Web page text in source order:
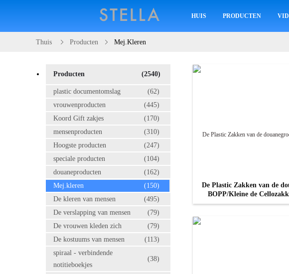
HUIS PRODUCTEN
Thuis Producten Mej.kleren
Producten (2540)
plastic documentomslag
(62)
vrouwenproducten
(445)
Koord Gift zakjes
(170)
mensenproducten
(310)
Hoogste producten
(247)
speciale producten
(104)
douaneproducten
(162)
Mej.kleren
(150)
De kleren van mensen
(495)
De verslapping van mensen
(79)
De vrouwen kleden zich
(79)
De kostuums van mensen
(113)
spiraal - verbindende
notitieboekjes
(38)
De Plastic Zakken van de
BOPP/Kleine de
Kopbalkaart